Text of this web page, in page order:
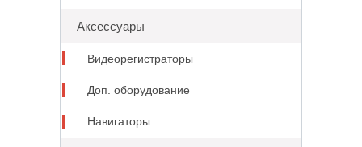
Аксессуары
Видеорегистраторы
Доп. оборудование
Навигаторы